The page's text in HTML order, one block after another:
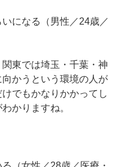
になる（男性／24歳／
東では埼玉・千葉・神
かうという環境の人が
でもかなりかかってし
かりますね。